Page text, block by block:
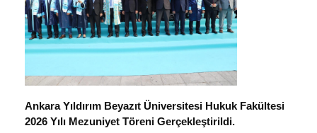
Ankara Yıldırım Beyazıt Üniversitesi Hukuk Fakültesi
2026 Yılı Mezuniyet Töreni Gerçekleştirildi.